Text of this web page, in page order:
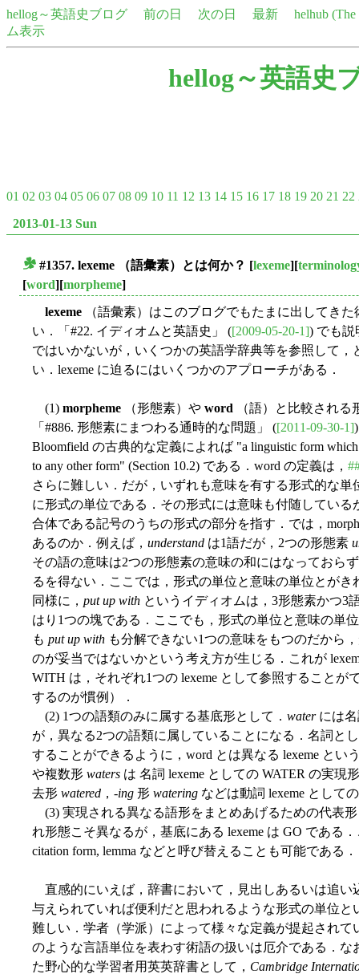
hellog～英語史ブログ 前の日 次の日 最新
helhub
ム表示
hellog～英語史
01 02 03 04 05 06 07 08 09 10 11 12 13 14 15 16 17 18 19 20 21 22
2013-01-13 Sun
#1357. lexeme （語彙素）とは何か？ [lexeme][
[word][morpheme]
lexeme （語彙素）はこのブログでもたまに出してき
い．「#22. イディオムと英語史」 ([2009-05-20-1]) でも説
ではいかないが，いくつかの英語学辞典等を参照して
い．lexeme に迫るにはいくつかのアプローチがある．
(1) morpheme （形態素）や word （語）と比較される
「#886. 形態素にまつわる通時的な問題」 ([2011-09-30-1]
Bloomfield の古典的な定義によれば "a linguistic form which
to any other form" (Section 10.2) である．word の定義は，
さらに難しい．だが，いずれも意味を有する形式的な単
に形式の単位である．その形式には意味も付随している
合体である記号のうちの形式の部分を指す．では，
あるのか．例えば， understand は1語だが，2つの形態素
その語の意味は2つの形態素の意味の和にはなっておら
るを得ない．ここでは，形式の単位と意味の単位とが
同様に， put up with というイディオムは，3形態素かつ3
はり1つの塊である．ここでも，形式の単位と意味の単
も put up with も分解できない1つの意味をもつのだから
のが妥当ではないかという考え方が生じる．これが
WITH は，それぞれ1つの lexeme として参照することが
するのが慣例）．
(2) 1つの語類のみに属する基底形として． waterには名
が，異なる2つの語類に属していることになる．名詞と
することができるように，word とは異なる lexeme と
や複数形 waters は 名詞 lexeme としての WATER の実現
去形 watered ，-ing 形 watering などは動詞 lexeme として
(3) 実現される異なる語形をまとめあげるための代表
れ形態こそ異なるが，基底にある lexeme は GO である
citation form, lemma などと呼び替えることも可能である．
直感的にいえば，辞書において，見出しあるいは追い
与えられていれば便利だと思われるような形式の単位
難しい．学者（学派）によって様々な定義が提起されて
のような言語単位を表わす術語の扱いは厄介である．な
た野心的な学習者用英英辞書として， Cambridge